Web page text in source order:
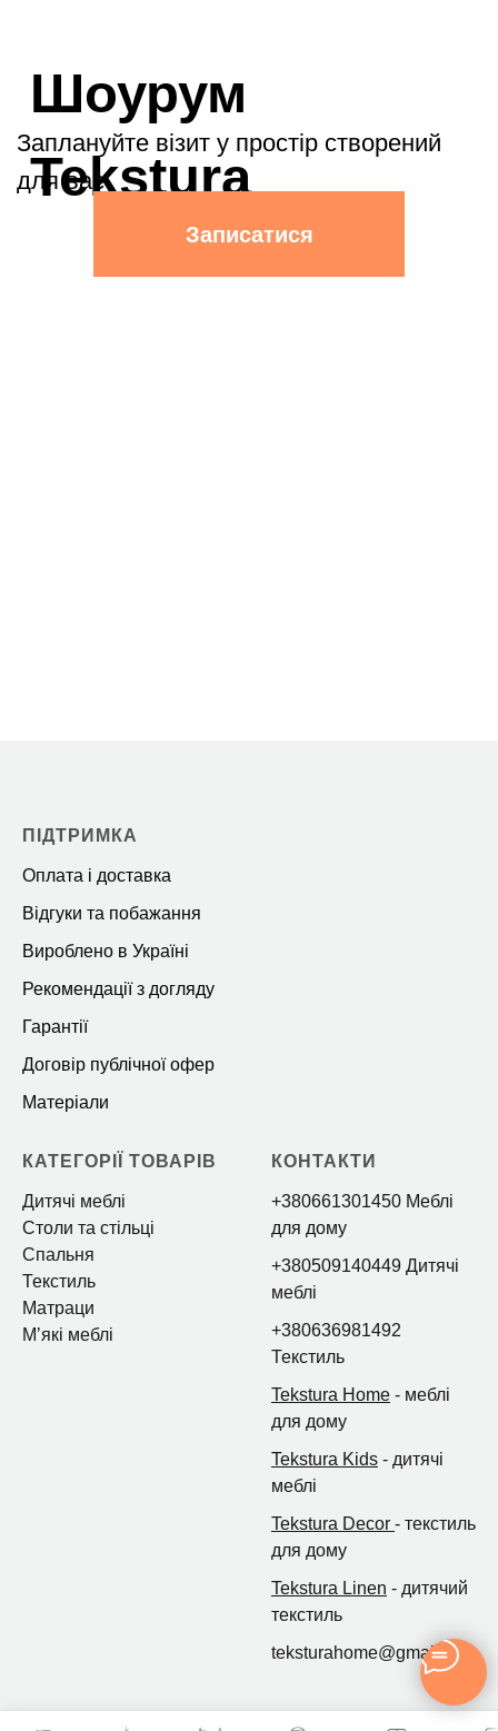
ПІДТРИМКА
Оплата і доставка
Відгуки та побажання
Вироблено в Україні
Рекомендації з догляду
Гарантії
Договір публічної офер
Матеріали
КАТЕГОРІЇ ТОВАРІВ
Дитячі меблі
Столи та стільці
Спальня
Текстиль
Матраци
Мʼякі меблі
КОНТАКТИ
+380661301450 Меблі
для дому
+380509140449 Дитячі
меблі
+380636981492
Текстиль
Tekstura Home - меблі
для дому
Tekstura Kids - дитячі
меблі
Tekstura Decor - текстиль
для дому
Tekstura Linen - дитячий
текстиль
teksturahome@gmail.com